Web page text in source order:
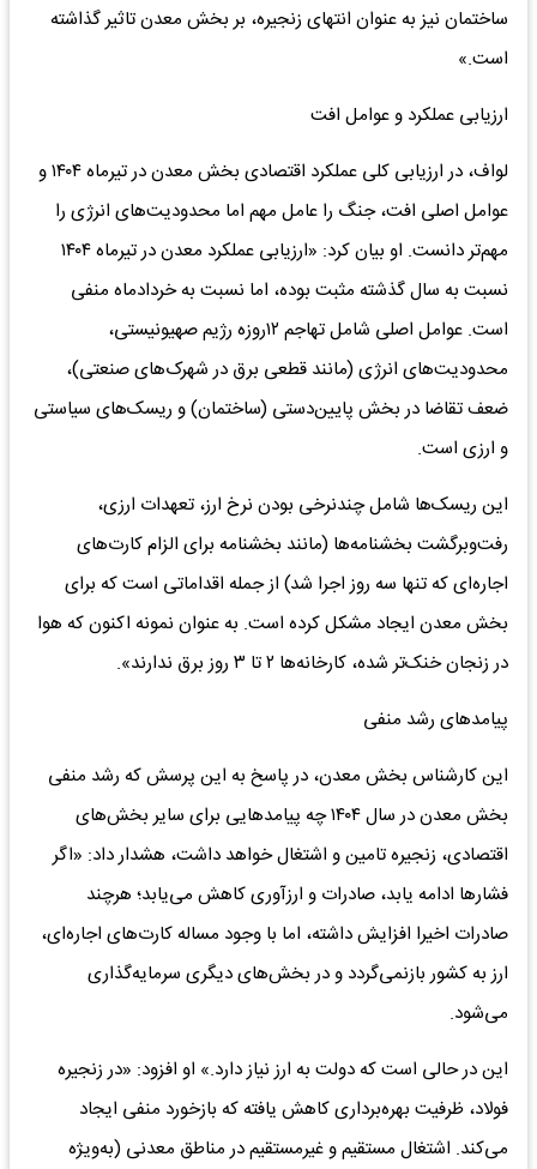
ساختمان نیز به عنوان انتهای زنجیره، بر بخش معدن تاثیر گذاشته
است.»
ارزیابی عملکرد و عوامل افت
لواف، در ارزیابی کلی عملکرد اقتصادی بخش معدن در تیرماه ۱۴۰۴ و
عوامل اصلی افت، جنگ را عامل مهم اما محدودیت‌های انرژی را
مهم‌تر دانست. او بیان کرد: «ارزیابی عملکرد معدن در تیرماه ۱۴۰۴
نسبت به سال گذشته مثبت بوده، اما نسبت به خردادماه منفی
است. عوامل اصلی شامل تهاجم ۱۲روزه رژیم صهیونیستی،
محدودیت‌های انرژی (مانند قطعی برق در شهرک‌های صنعتی)،
ضعف تقاضا در بخش پایین‌دستی (ساختمان) و ریسک‌های سیاستی
و ارزی است.
این ریسک‌ها شامل چندنرخی بودن نرخ ارز، تعهدات ارزی،
رفت‌وبرگشت بخشنامه‌ها (مانند بخشنامه برای الزام کارت‌های
اجاره‌ای که تنها سه روز اجرا شد) از جمله اقداماتی است که برای
بخش معدن ایجاد مشکل کرده است. به عنوان نمونه اکنون که هوا
در زنجان خنک‌تر شده، کارخانه‌ها ۲ تا ۳ روز برق ندارند».
پیامدهای رشد منفی
این کارشناس بخش معدن، در پاسخ به این پرسش که رشد منفی
بخش معدن در سال ۱۴۰۴ چه پیامدهایی برای سایر بخش‌های
اقتصادی، زنجیره تامین و اشتغال خواهد داشت، هشدار داد: «اگر
فشارها ادامه یابد، صادرات و ارزآوری کاهش می‌یابد؛ هرچند
صادرات اخیرا افزایش داشته، اما با وجود مساله کارت‌های اجاره‌ای،
ارز به کشور بازنمی‌گردد و در بخش‌های دیگری سرمایه‌گذاری
می‌شود.
این در حالی است که دولت به ارز نیاز دارد.» او افزود: «در زنجیره
فولاد، ظرفیت بهره‌برداری کاهش یافته که بازخورد منفی ایجاد
می‌کند. اشتغال مستقیم و غیرمستقیم در مناطق معدنی (به‌ویژه